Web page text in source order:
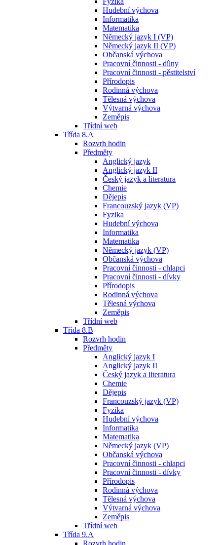
Hudební výchova
Informatika
Matematika
Německý jazyk I (VP)
Německý jazyk II (VP)
Občanská výchova
Pracovní činnosti - dílny
Pracovní činnosti - pěstitelství
Přírodopis
Rodinná výchova
Tělesná výchova
Výtvarná výchova
Zeměpis
Třídní web
Třída 8.A
Rozvrh hodin
Předměty
Anglický jazyk
Anglický jazyk II
Český jazyk a literatura
Chemie
Dějepis
Francouzský jazyk (VP)
Fyzika
Hudební výchova
Informatika
Matematika
Německý jazyk (VP)
Občanská výchova
Pracovní činnosti - chlapci
Pracovní činnosti - dívky
Přírodopis
Rodinná výchova
Tělesná výchova
Zeměpis
Třídní web
Třída 8.B
Rozvrh hodin
Předměty
Anglický jazyk I
Anglický jazyk II
Český jazyk a literatura
Chemie
Dějepis
Francouzský jazyk (VP)
Fyzika
Hudební výchova
Informatika
Matematika
Německý jazyk (VP)
Občanská výchova
Pracovní činnosti - chlapci
Pracovní činnosti - dívky
Přírodopis
Rodinná výchova
Tělesná výchova
Výtvarná výchova
Zeměpis
Třídní web
Třída 9.A
Rozvrh hodin